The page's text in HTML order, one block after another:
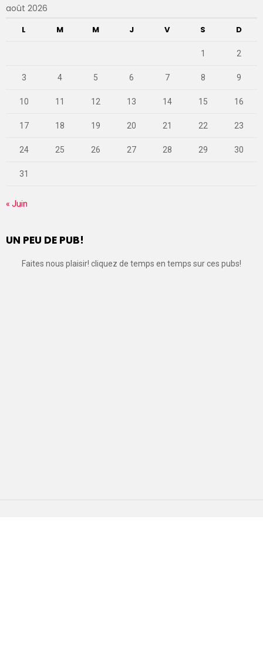
août 2026
L M M J V S D
1 2
3 4 5 6 7 8 9
10 11 12 13 14 15 16
17 18 19 20 21 22 23
24 25 26 27 28 29 30
31
« Juin
UN PEU DE PUB!
Faites nous plaisir! cliquez de temps en temps sur ces pubs!